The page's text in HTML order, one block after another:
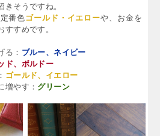
きそうですね。
番色ゴールド・イエローや、お金を
すすめです。
る： ブルー、ネイビー
ド、ボルドー
ゴールド、イエロー
増やす： グリーン